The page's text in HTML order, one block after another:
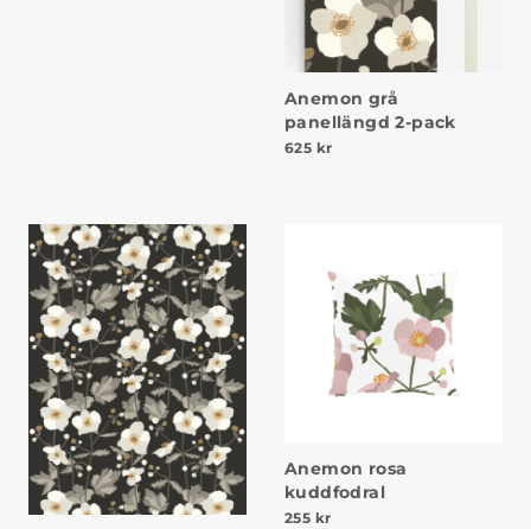
Anemon grå
panellängd 2-pack
625 kr
Anemon rosa
kuddfodral
255 kr